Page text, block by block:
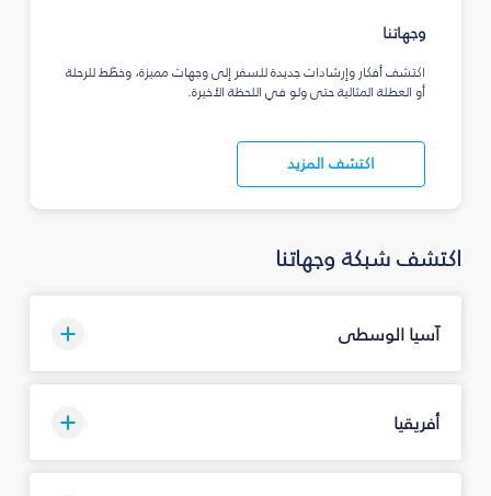
وجهاتنا
اكتشف أفكار وإرشادات جديدة للسفر إلى وجهات مميزة، وخطّط للرحلة
أو العطلة المثالية حتى ولو في اللحظة الأخيرة.
اكتشف المزيد
اكتشف شبكة وجهاتنا
آسيا الوسطى
أفريقيا